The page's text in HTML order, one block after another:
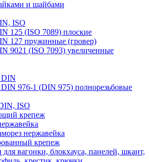
и шайбами
ISO
125 (ISO 7089) плоские
127 пружинные (гровер)
9021 (ISO 7093) увеличенные
976-1 (DIN 975) полнорезьбовые
ISO
крепеж
нержавейка
крепеж
вагонки, блокхауса, панелей, шкант,